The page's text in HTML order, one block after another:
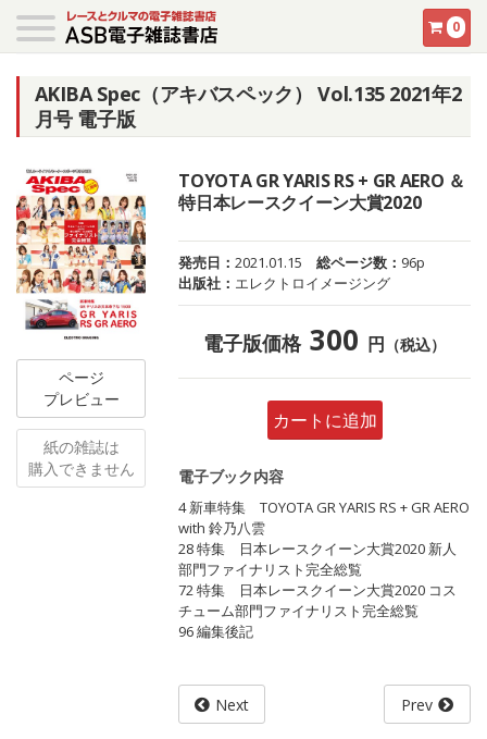
0
AKIBA Spec（アキバスペック） Vol.135 2021年2
月号 電子版
ページ
プレビュー
紙の雑誌は
購入できません
TOYOTA GR YARIS RS + GR AERO ＆
特日本レースクイーン大賞2020
発売日：2021.01.15 総ページ数： 96p
出版社： エレクトロイメージング
電子版価格 300 円 （税込）
カートに追加
電子ブック内容
4 新車特集 TOYOTA GR YARIS RS + GR AERO
with 鈴乃八雲
28 特集 日本レースクイーン大賞2020 新人
部門ファイナリスト完全総覧
72 特集 日本レースクイーン大賞2020 コス
チューム部門ファイナリスト完全総覧
96 編集後記
Next Prev